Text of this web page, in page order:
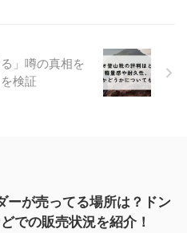
」噂の真相を
検証
が売ってる場所は？ドン
での販売状況を紹介！